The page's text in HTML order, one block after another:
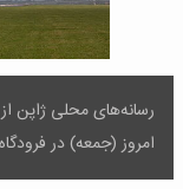
رسانه‌های محلی ژاپن
امروز (جمعه) در